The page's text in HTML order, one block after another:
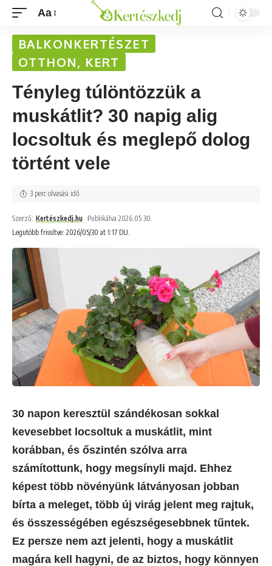
Aa
BALKONKERTÉSZET
OTTHON, KERT
Tényleg túlöntözzük a
muskátlit? 30 napig alig
locsoltuk és meglepő dolog
történt vele
Legutóbb frissítve: 2026/05/30 at 1:17 DU.
Szerző: Kertészkedj.hu Publikálva 2026.05.30.
3 perc olvasási idő
30 napon keresztül szándékosan sokkal
kevesebbet locsoltuk a muskátlit, mint
korábban, és őszintén szólva arra
számítottunk, hogy megsínyli majd. Ehhez
képest több növényünk látványosan jobban
bírta a meleget, több új virág jelent meg rajtuk,
és összességében egészségesebbnek tűntek.
Ez persze nem azt jelenti, hogy a muskátlit
magára kell hagyni, de az biztos, hogy könnyen